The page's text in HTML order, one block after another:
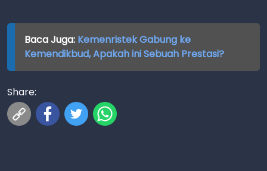
Baca Juga: Kemenristek Gabung ke
Kemendikbud, Apakah ini Sebuah Prestasi?
Share: